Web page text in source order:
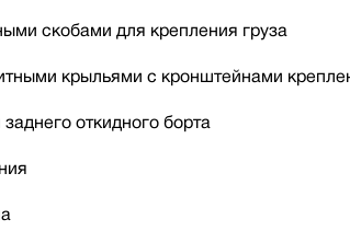
скобами для крепления груза
крыльями с кронштейнами
откидного борта